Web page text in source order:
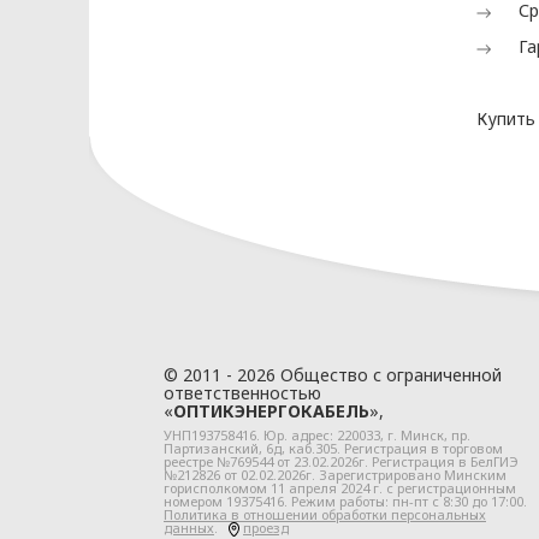
© 2011 - 2026 Общество с ограниченной
ответственностью
«ОПТИКЭНЕРГОКАБЕЛЬ»,
УНП193758416. Юр. адрес: 220033, г. Минск, пр.
Партизанский, 6д, каб.305. Регистрация в торговом
реестре №769544 от 23.02.2026г. Регистрация в БелГИЭ
№212826 от 02.02.2026г. Зарегистрировано Минским
горисполкомом 11 апреля 2024 г. с регистрационным
номером 19375416. Режим работы: пн-пт с 8:30 до 17:00.
Политика в отношении обработки персональных
данных. проезд
2.1. Политика ООО
Конституция Республики Беларусь;
Закон Республики Беларусь от
информатизации и защите
иные нормативные правовые акты
2.2. ООО «ОПТИКЭНЕРГОКАБЕЛЬ»
Положение о порядке обеспечения
информации, содержащей
иные локальные правовые акты и
регулирование отношений в